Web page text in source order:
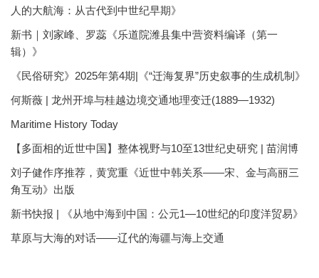
人的大航海：从古代到中世纪早期》
新书｜刘家峰、罗蕊《乐道院潍县集中营资料编译（第一
辑）》
《民俗研究》2025年第4期|《“迁海复界”历史叙事的生成机制》
何斯薇 | 龙州开埠与桂越边境交通地理变迁(1889—1932)
Maritime History Today
【多面相的近世中国】整体视野与10至13世纪史研究 | 苗润博
刘子健作序推荐，黄宽重《近世中韩关系——宋、金与高丽三
角互动》出版
新书快报 | 《从地中海到中国：公元1—10世纪的印度洋贸易》
草原与大海的对话——辽代的海疆与海上交通